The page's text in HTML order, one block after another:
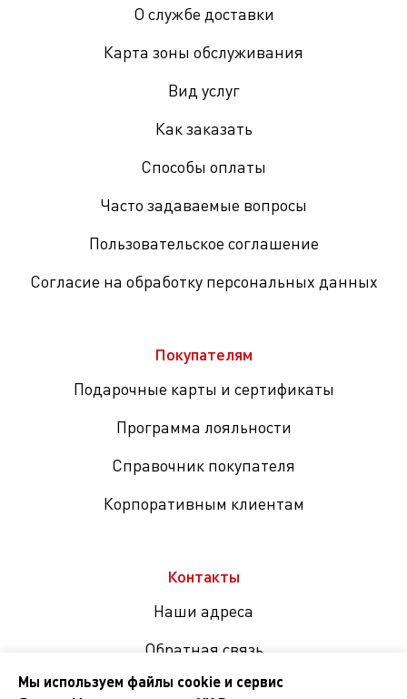
О службе доставки
Карта зоны обслуживания
Вид услуг
Как заказать
Способы оплаты
Часто задаваемые вопросы
Пользовательское соглашение
Согласие на обработку персональных данных
Покупателям
Подарочные карты и сертификаты
Программа лояльности
Справочник покупателя
Корпоративным клиентам
Контакты
Наши адреса
Обратная связь
Мы используем файлы cookie и сервис